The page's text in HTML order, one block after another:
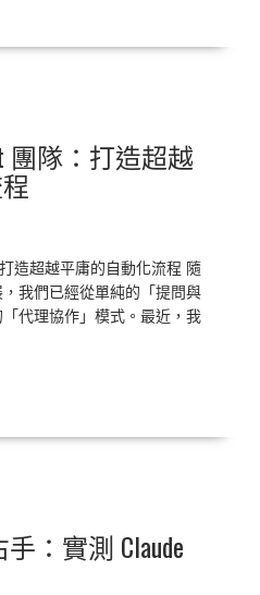
團隊：打造超越
造超越平庸的自動化流程 隨
我們已經從單純的「提問與
代理協作」模式。最近，我
：實測 Claude